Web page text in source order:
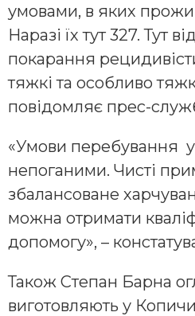
умовами, в яких
Наразі їх тут 327. Тут
покарання
тяжкі та особливо
повідомляє прес-
«Умови перебування у
непоганими. Чисті
збалансоване
можна отримати
допомогу», –
Також Степан Барна
виготовляють у